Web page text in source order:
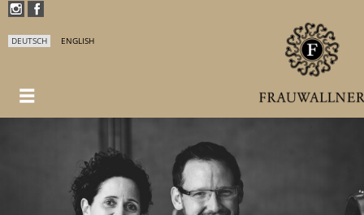
DEUTSCH ENGLISH